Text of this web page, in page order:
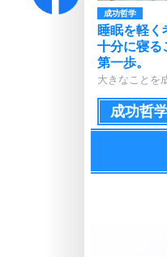
成功哲学
睡眠を軽く
十分に寝る
第一歩。
大きなことを
成功哲